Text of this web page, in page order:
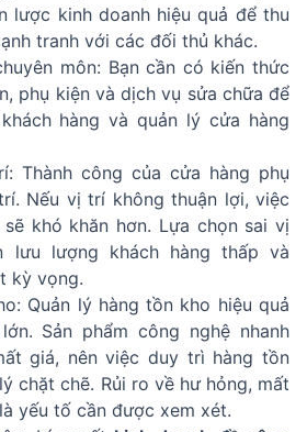
lược kinh doanh hiệu quả để thu
tranh với các đối thủ khác.
môn: Bạn cần có kiến thức
phụ kiện và dịch vụ sửa chữa để
hàng và quản lý cửa hàng
Thành công của cửa hàng phụ
Nếu vị trí không thuận lợi, việc
khó khăn hơn. Lựa chọn sai vị
lượng khách hàng thấp và
kỳ vọng.
Quản lý hàng tồn kho hiệu quả
Sản phẩm công nghệ nhanh
giá, nên việc duy trì hàng tồn
chặt chẽ. Rủi ro về hư hỏng, mất
yếu tố cần được xem xét.